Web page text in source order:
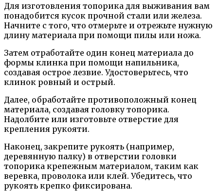
Для изготовления топорика для выживания вам
понадобится кусок прочной стали или железа.
Начните с того, что отмерьте и отрежьте нужную
длину материала при помощи пилы или ножа.
Затем отработайте один конец материала до
формы клинка при помощи напильника,
создавая острое лезвие. Удостоверьтесь, что
клинок ровный и острый.
Далее, обработайте противоположный конец
материала, создавая головку топорика.
Надолбите или изготовьте отверстие для
крепления рукояти.
Наконец, закрепите рукоять (например,
деревянную палку) в отверстии головки
топорика крепежным материалом, таким как
веревка, проволока или клей. Убедитесь, что
рукоять крепко фиксирована.